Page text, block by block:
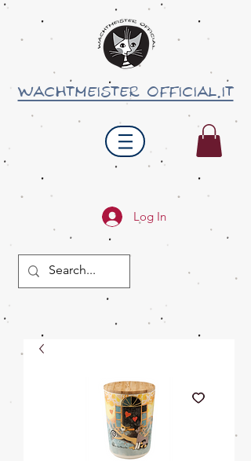
wachtmeister official.it
Log In